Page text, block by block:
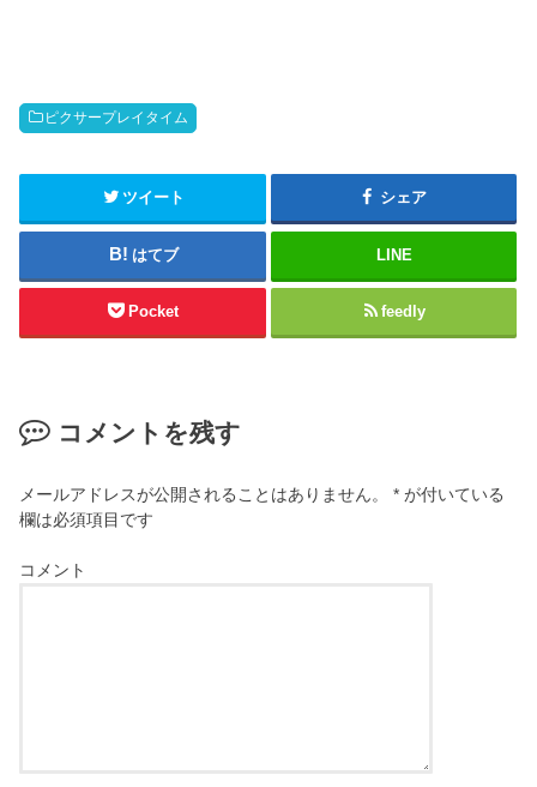
ピクサープレイタイム
ツイート シェア
はてブ LINE
Pocket feedly
コメントを残す
メールアドレスが公開されることはありません。 * が付いている
欄は必須項目です
コメント